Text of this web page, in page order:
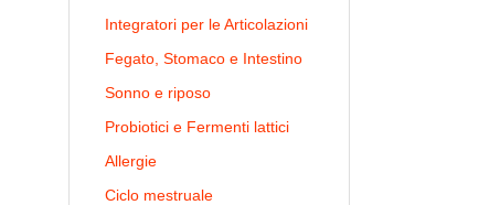
Integratori per le Articolazioni
Fegato, Stomaco e Intestino
Sonno e riposo
Probiotici e Fermenti lattici
Allergie
Ciclo mestruale